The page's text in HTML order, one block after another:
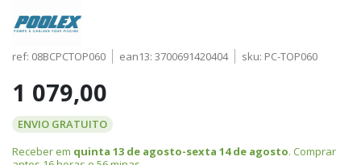
ref: 08BCPCTOP060 ean13: 3700691420404 sku: PC-TOP060
1 079,00
ENVIO GRATUITO
Receber em quinta 13 de agosto-sexta 14 de agosto. Comprar